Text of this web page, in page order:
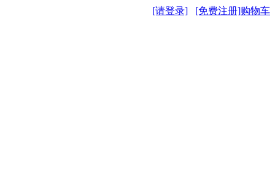
[请登录] [免费注册]购物车